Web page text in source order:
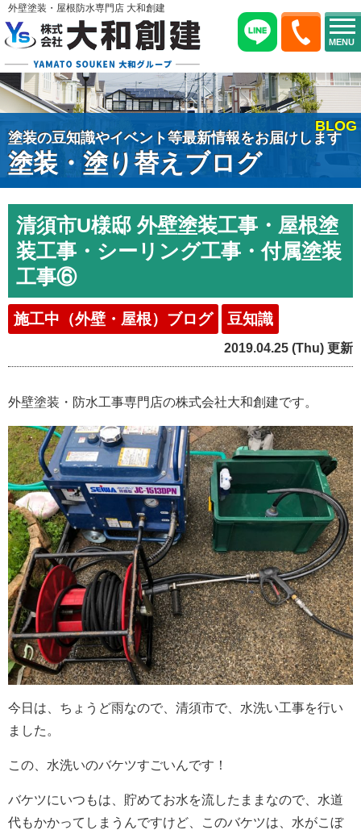
MENU
外壁塗装・屋根防水専門店 大和創建
塗装の豆知識やイベント等最新情報をお届けします
塗装・塗り替えブログ
BLOG
清須市U様邸 外壁塗装工事・屋根塗
装工事・シーリング工事・付属塗装
工事⑥
施工中（外壁・屋根）ブログ 豆知識
2019.04.25 (Thu) 更新
外壁塗装・防水工事専門店の株式会社大和創建です。
今日は、ちょうど雨なので、清須市で、水洗い工事を行い
ました。
この、水洗いのバケツすごいんです！
バケツにいつもは、貯めてお水を流したままなので、水道
代もかかってしまうんですけど、このバケツは、水がこぼ